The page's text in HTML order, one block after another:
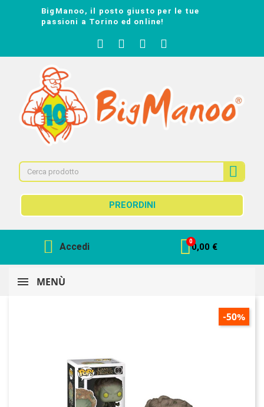
BigManoo, il posto giusto per le tue
passioni a Torino ed online!
PREORDINI
Accedi 0,00 €
MENÙ
-50%